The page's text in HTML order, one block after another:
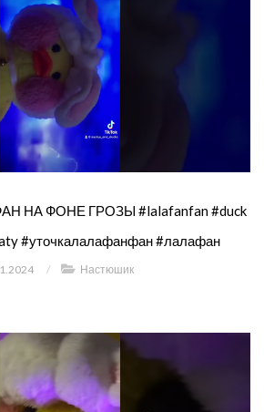
НА ФОНЕ ГРОЗЫ #lalafanfan #duck
#уточкалалафанфан #лалафан
/ Настюшик